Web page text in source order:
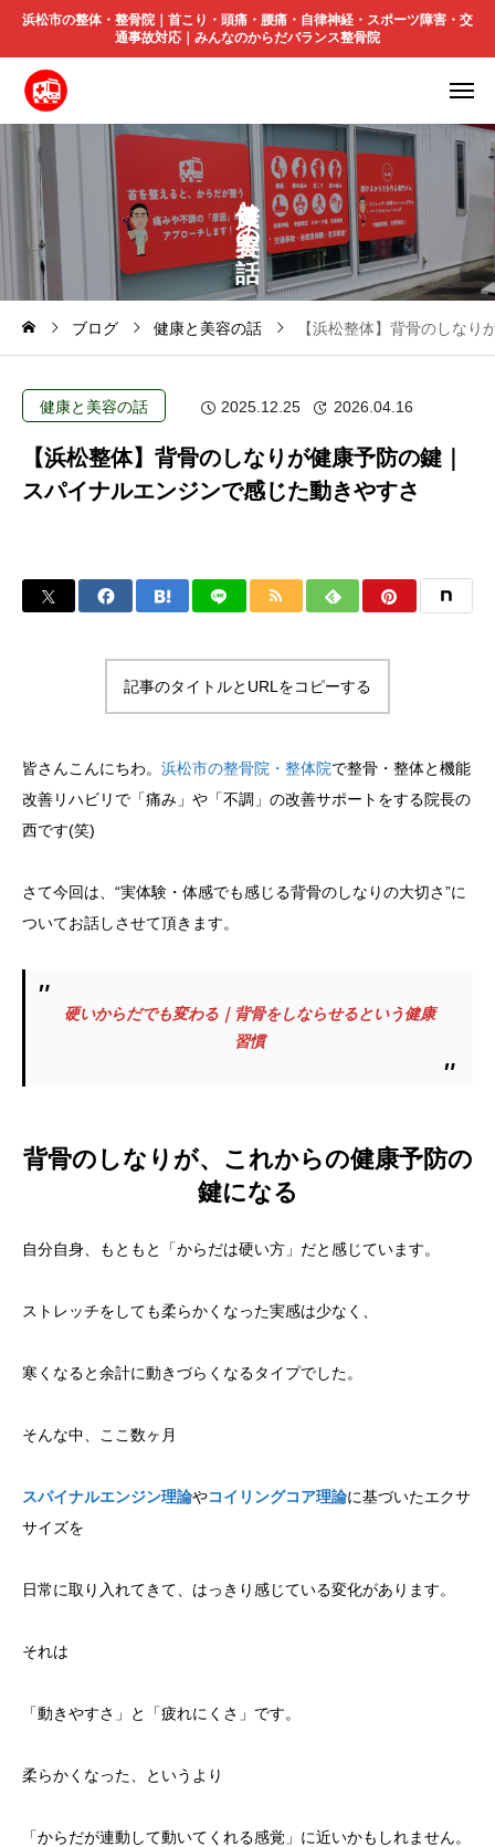
浜松市の整体・整骨院｜首こり・頭痛・腰痛・自律神経・スポーツ障害・交
通事故対応｜みんなのからだバランス整骨院
と
の
ブログ 健康と美容の話 【浜松整体】背骨のしな
健康と美容の話 2025.12.25 2026.04.16
【浜松整体】背骨のしなりが健康予防の鍵｜
スパイナルエンジンで感じた動きやすさ
記事のタイトルとURLをコピーする
皆さんこんにちわ。 浜松市の整骨院・整体院で整骨・整体と機能
改善リハビリで「痛み」や「不調」の改善サポートをする院長の
西です(笑)
さて今回は、“実体験・体感でも感じる背骨のしなりの大切さ”に
ついてお話しさせて頂きます。
硬いからだでも変わる｜背骨をしならせるという健康
習慣
背骨のしなりが、これからの健康予防の
鍵になる
自分自身、もともと「からだは硬い方」だと感じています。
ストレッチをしても柔らかくなった実感は少なく、
寒くなると余計に動きづらくなるタイプでした。
そんな中、ここ数ヶ月
スパイナルエンジン理論やコイリングコア理論に基づいたエクサ
サイズを
日常に取り入れてきて、はっきり感じている変化があります。
それは
「動きやすさ」と「疲れにくさ」です。
柔らかくなった、というより
「からだが連動して動いてくれる感覚」に近いかもしれません。